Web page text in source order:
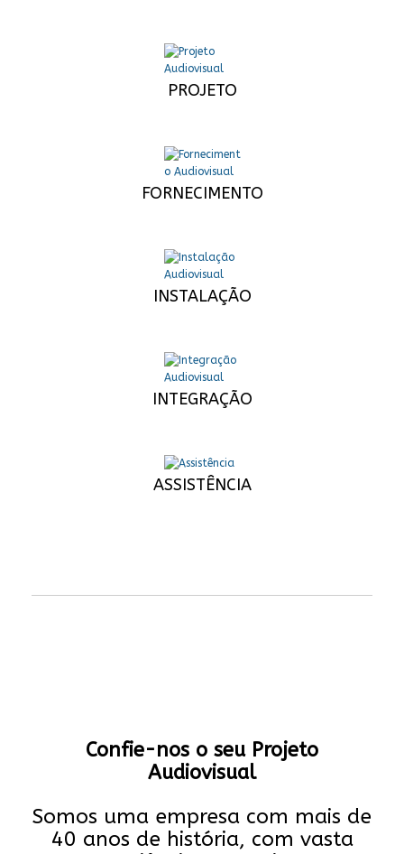
PROJETO
FORNECIMENTO
INSTALAÇÃO
INTEGRAÇÃO
ASSISTÊNCIA
Confie-nos o seu Projeto
Audiovisual
Somos uma empresa com mais de
40 anos de história, com vasta